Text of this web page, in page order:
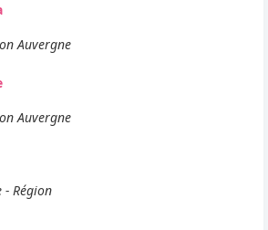
Auvergne
Auvergne
- Région